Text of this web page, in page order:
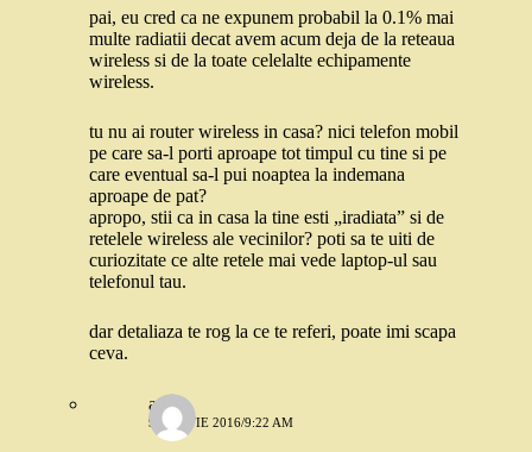
pai, eu cred ca ne expunem probabil la 0.1% mai
multe radiatii decat avem acum deja de la reteaua
wireless si de la toate celelalte echipamente
wireless.
tu nu ai router wireless in casa? nici telefon mobil
pe care sa-l porti aproape tot timpul cu tine si pe
care eventual sa-l pui noaptea la indemana
aproape de pat?
apropo, stii ca in casa la tine esti „iradiata” si de
retelele wireless ale vecinilor? poti sa te uiti de
curiozitate ce alte retele mai vede laptop-ul sau
telefonul tau.
dar detaliaza te rog la ce te referi, poate imi scapa
ceva.
adda
9 MARTIE 2016/9:22 AM